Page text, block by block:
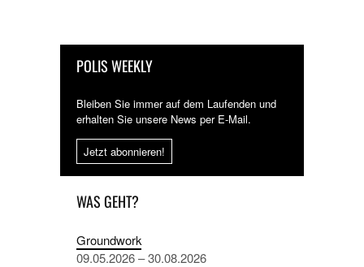
POLIS WEEKLY
Bleiben Sie immer auf dem Laufenden und
erhalten Sie unsere News per E-Mail.
Jetzt abonnieren!
WAS GEHT?
Groundwork
09.05.2026 – 30.08.2026